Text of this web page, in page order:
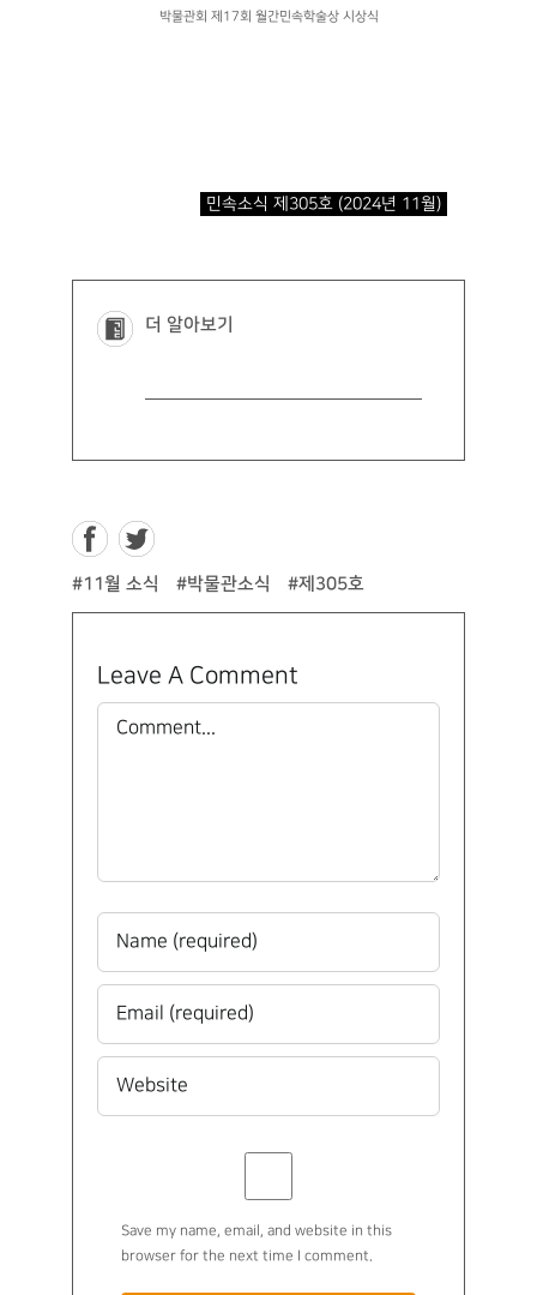
박물관회 제17회 월간민속학술상 시상식
민속소식 제305호 (2024년 11월)
더 알아보기
#11월 소식 #박물관소식 #제305호
Leave A Comment
Comment
Save my name, email, and website in this
browser for the next time I comment.